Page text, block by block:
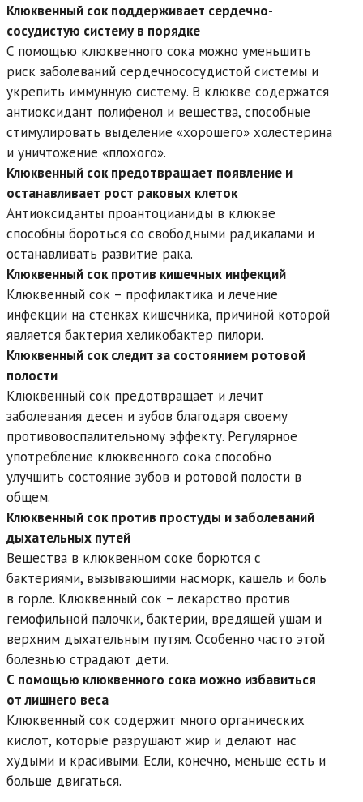
Клюквенный сок поддерживает сердечно-
сосудистую систему в порядке
С помощью клюквенного сока можно уменьшить
риск заболеваний сердечнососудистой системы и
укрепить иммунную систему. В клюкве содержатся
антиоксидант полифенол и вещества, способные
стимулировать выделение «хорошего» холестерина
и уничтожение «плохого».
Клюквенный сок предотвращает появление и
останавливает рост раковых клеток
Антиоксиданты проантоцианиды в клюкве
способны бороться со свободными радикалами и
останавливать развитие рака.
Клюквенный сок против кишечных инфекций
Клюквенный сок – профилактика и лечение
инфекции на стенках кишечника, причиной которой
является бактерия хеликобактер пилори.
Клюквенный сок следит за состоянием ротовой
полости
Клюквенный сок предотвращает и лечит
заболевания десен и зубов благодаря своему
противовоспалительному эффекту. Регулярное
употребление клюквенного сока способно
улучшить состояние зубов и ротовой полости в
общем.
Клюквенный сок против простуды и заболеваний
дыхательных путей
Вещества в клюквенном соке борются с
бактериями, вызывающими насморк, кашель и боль
в горле. Клюквенный сок – лекарство против
гемофильной палочки, бактерии, вредящей ушам и
верхним дыхательным путям. Особенно часто этой
болезнью страдают дети.
С помощью клюквенного сока можно избавиться
от лишнего веса
Клюквенный сок содержит много органических
кислот, которые разрушают жир и делают нас
худыми и красивыми. Если, конечно, меньше есть и
больше двигаться.